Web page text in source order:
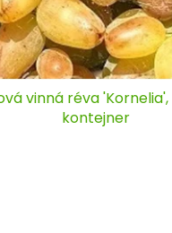
vinná réva
kontejner